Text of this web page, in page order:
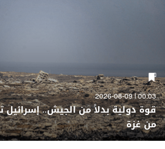
00:03 | 2026-08-09
قوة دولية بدلاً من الجيش.. إسرائيل
من غزة